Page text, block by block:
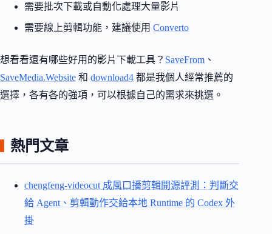
需要批次下載或自動化處理大量影片
需要線上剪輯功能，建議使用 Converto
想看看還有哪些好用的影片下載工具？ SaveFrom 、
SaveMedia.Website 和 download4 都是我個人經常推薦的
選擇，各有各的強項，可以根據自己的需求來挑選。
熱門文章
chengfeng-videocut 成風口播剪輯開源評測：判斷交
給 Agent、剪輯動作交給本地 Runtime 的 Codex 外
掛